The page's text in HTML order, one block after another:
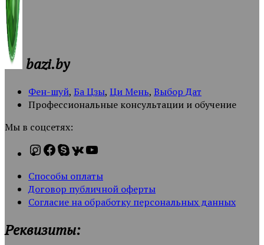
bazi.by
Фен-шуй, Ба Цзы, Ци Мень, Выбор Дат
Профессиональные консультации и обучение
Мы в соцсетях:
Способы оплаты
Договор публичной оферты
Согласие на обработку персональных данных
Реквизиты: